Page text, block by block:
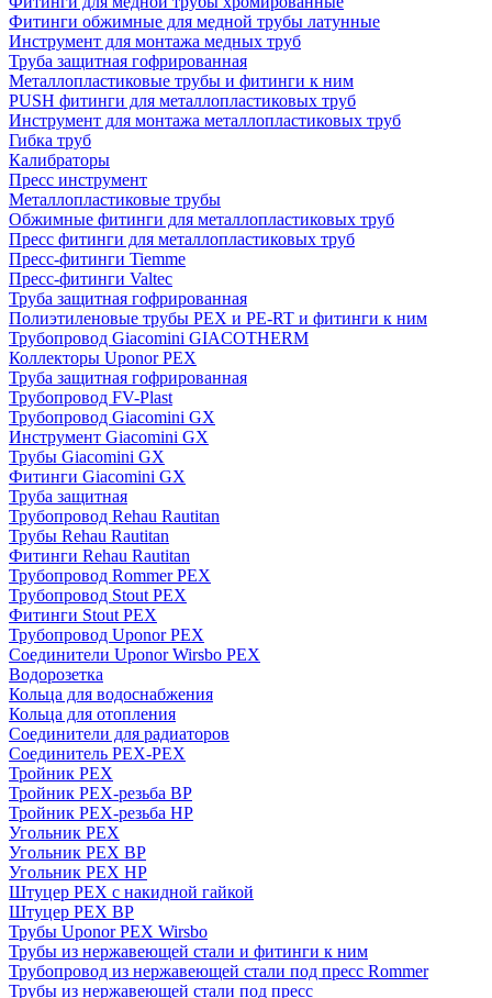
Фитинги обжимные для медной трубы латунные
Инструмент для монтажа медных труб
Труба защитная гофрированная
Металлопластиковые трубы и фитинги к ним
PUSH фитинги для металлопластиковых труб
Инструмент для монтажа металлопластиковых труб
Гибка труб
Калибраторы
Пресс инструмент
Металлопластиковые трубы
Обжимные фитинги для металлопластиковых труб
Пресс фитинги для металлопластиковых труб
Пресс-фитинги Tiemme
Пресс-фитинги Valtec
Труба защитная гофрированная
Полиэтиленовые трубы PEX и PE-RT и фитинги к ним
Трубопровод Giacomini GIACOTHERM
Коллекторы Uponor PEX
Труба защитная гофрированная
Трубопровод FV-Plast
Трубопровод Giacomini GX
Инструмент Giacomini GX
Трубы Giacomini GX
Фитинги Giacomini GX
Труба защитная
Трубопровод Rehau Rautitan
Трубы Rehau Rautitan
Фитинги Rehau Rautitan
Трубопровод Rommer PEX
Трубопровод Stout PEX
Фитинги Stout PEX
Трубопровод Uponor PEX
Соединители Uponor Wirsbo PEX
Водорозетка
Кольца для водоснабжения
Кольца для отопления
Соединители для радиаторов
Соединитель PEX-PEX
Тройник PEX
Тройник PEX-резьба ВР
Тройник PEX-резьба НР
Угольник PEX
Угольник PEX ВР
Угольник PEX НР
Штуцер PEX c накидной гайкой
Штуцер PEX ВР
Трубы Uponor PEX Wirsbo
Трубы из нержавеющей стали и фитинги к ним
Трубопровод из нержавеющей стали под пресс Rommer
Трубы из нержавеющей стали под пресс